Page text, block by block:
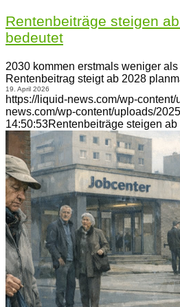
Rentenbeiträge steigen
bedeutet
2030 kommen erstmals weniger
Rentenbeitrag steigt ab 2028
19. April 2026
https://liquid-news.com/wp-
news.com/wp-content/uploads/
14:50:53Rentenbeiträge steigen